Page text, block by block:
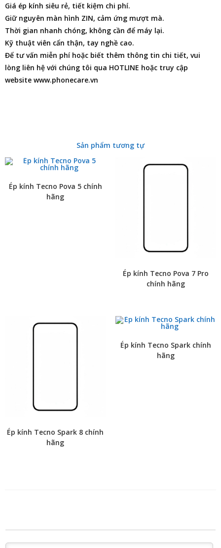
Giá ép kính siêu rẻ, tiết kiệm chi phí.
Giữ nguyên màn hình ZIN, cảm ứng mượt mà.
Thời gian nhanh chóng, không cần để máy lại.
Kỹ thuật viên cẩn thận, tay nghề cao.
Để tư vấn miễn phí hoặc biết thêm thông tin chi tiết, vui
lòng liên hệ với chúng tôi qua HOTLINE hoặc truy cập
website www.phonecare.vn
Sản phẩm tương tự
Ép kính Tecno Pova 5 chính
hãng
Ép kính Tecno Pova 7 Pro
chính hãng
Ép kính Tecno Spark 8 chính
hãng
Ép kính Tecno Spark chính
hãng